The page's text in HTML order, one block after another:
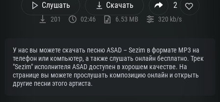
Слушать Скачать 2
201 02:46 6.53 MB 320 kb/s
У нас вы можете скачать песню ASAD – Sezim в формате MP3 на
телефон или компьютер, а также слушать онлайн бесплатно. Трек
"Sezim" исполнителя ASAD доступен в хорошем качестве. На
странице вы можете прослушать композицию онлайн и открыть
другие песни этого артиста.